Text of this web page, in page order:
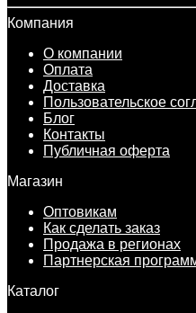
Компания
О компании
Оплата
Доставка
Пользовательское
Блог
Контакты
Публичная оферта
Магазин
Оптовикам
Как сделать заказ
Продажа в регионах
Партнерская
Каталог